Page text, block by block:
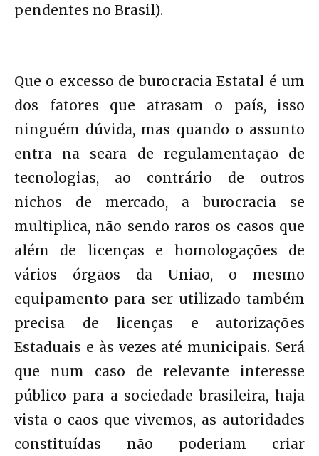
pendentes no Brasil).
Que o excesso de burocracia Estatal é um
dos fatores que atrasam o país, isso
ninguém dúvida, mas quando o assunto
entra na seara de regulamentação de
tecnologias, ao contrário de outros
nichos de mercado, a burocracia se
multiplica, não sendo raros os casos que
além de licenças e homologações de
vários órgãos da União, o mesmo
equipamento para ser utilizado também
precisa de licenças e autorizações
Estaduais e às vezes até municipais. Será
que num caso de relevante interesse
público para a sociedade brasileira, haja
vista o caos que vivemos, as autoridades
constituídas não poderiam criar